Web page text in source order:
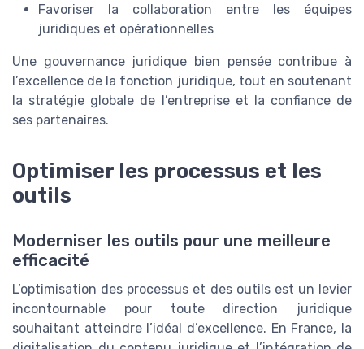
Favoriser la collaboration entre les équipes
juridiques et opérationnelles
Une gouvernance juridique bien pensée contribue à
l’excellence de la fonction juridique, tout en soutenant
la stratégie globale de l’entreprise et la confiance de
ses partenaires.
Optimiser les processus et les
outils
Moderniser les outils pour une meilleure
efficacité
L’optimisation des processus et des outils est un levier
incontournable pour toute direction juridique
souhaitant atteindre l’idéal d’excellence. En France, la